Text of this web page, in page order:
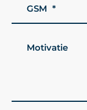
GSM
Motivatie